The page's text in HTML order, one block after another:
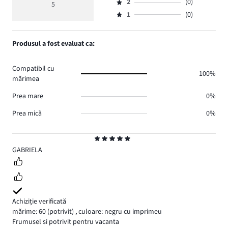
5
GABRIELA
Achiziție verificată
mărime: 60 (potrivit) ,culoare: negru cu imprimeu
Frumusel si potrivit pentru vacanta
5
voturi
5.
numărul
de
0.
3,
numărul
Evaluare
2,
2
(0)
Evaluare
1,
1 (0)
Produsul a fost evaluat ca:
Compatibil cu
mărimea
100%
Prea mare
0%
Prea mică
0%